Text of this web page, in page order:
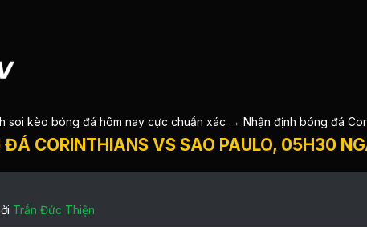
soi kèo bóng đá hôm nay cực chuẩn xác → Nhận định bóng đá
CORINTHIANS VS SAO PAULO, 05H30
Trần Đức Thiện